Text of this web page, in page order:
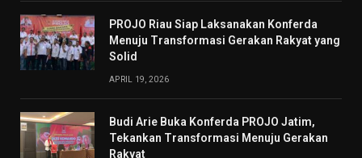
PROJO Riau Siap Laksanakan Konferda
Menuju Transformasi Gerakan Rakyat yang
Solid
APRIL 19, 2026
Budi Arie Buka Konferda PROJO Jatim,
Tekankan Transformasi Menuju Gerakan
Rakyat